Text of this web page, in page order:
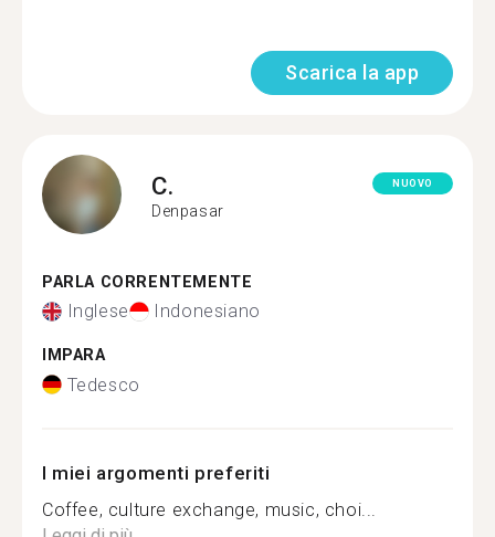
Scarica la app
C.
Denpasar
NUOVO
PARLA CORRENTEMENTE
Inglese Indonesiano
IMPARA
Tedesco
I miei argomenti preferiti
Coffee, culture exchange, music, choi...